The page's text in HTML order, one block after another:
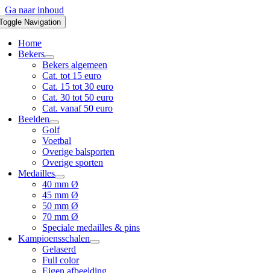
Ga naar inhoud
Navigation
Home
Bekers
Bekers algemeen
Cat. tot 15 euro
Cat. 15 tot 30 euro
Cat. 30 tot 50 euro
Cat. vanaf 50 euro
Beelden
Golf
Voetbal
Overige balsporten
Overige sporten
Medailles
40 mm Ø
45 mm Ø
50 mm Ø
70 mm Ø
Speciale medailles & pins
Kampioensschalen
Gelaserd
Full color
Eigen afbeelding